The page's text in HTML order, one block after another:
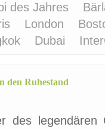
des Jahres
London
Dubai
den Ruhestand
des